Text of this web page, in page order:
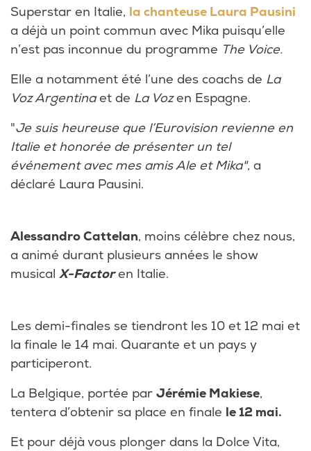
Superstar en Italie, la chanteuse Laura Pausini
a déjà un point commun avec Mika puisqu’elle
n’est pas inconnue du programme The Voice.
Elle a notamment été l’une des coachs de La
Voz Argentinaet de La Vozen Espagne.
"Je suis heureuse que l’Eurovision revienne en
Italie et honorée de présenter un tel
événement avec mes amis Ale et Mika", a
déclaré Laura Pausini.
Alessandro Cattelan, moins célèbre chez nous,
a animé durant plusieurs années le show
musical X-Factor en Italie.
Les demi-finales se tiendront les 10 et 12 mai et
la finale le 14 mai. Quarante et un pays y
participeront.
La Belgique, portée par Jérémie Makiese,
tentera d’obtenir sa place en finale le 12 mai.
Et pour déjà vous plonger dans la Dolce Vita,